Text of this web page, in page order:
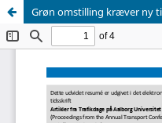
Grøn omstilling kræver ny